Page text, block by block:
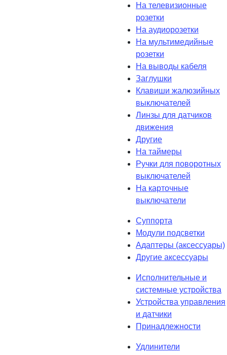
На телевизионные
розетки
На аудиорозетки
На мультимедийные
розетки
На выводы кабеля
Заглушки
Клавиши жалюзийных
выключателей
Линзы для датчиков
движения
Другие
На таймеры
Ручки для поворотных
выключателей
На карточные
выключатели
Суппорта
Модули подсветки
Адаптеры (аксессуары)
Другие аксессуары
Исполнительные и
системные устройства
Устройства управления
и датчики
Принадлежности
Удлинители